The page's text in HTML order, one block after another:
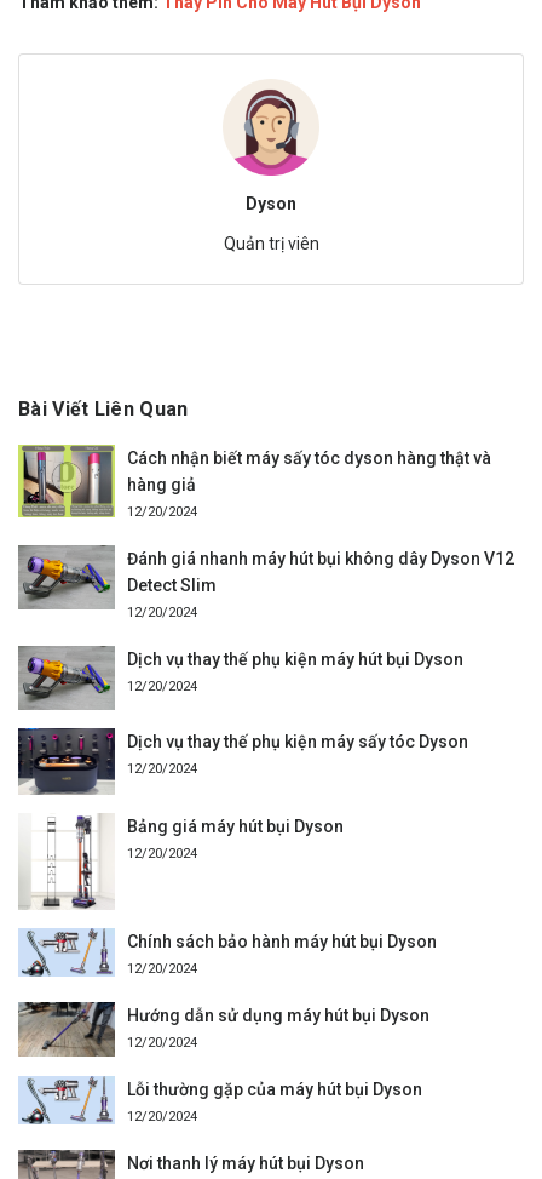
Dyson
Quản trị viên
Bài Viết Liên Quan
Cách nhận biết máy sấy tóc dyson hàng thật và
hàng giả
12/20/2024
Đánh giá nhanh máy hút bụi không dây Dyson V12
Detect Slim
12/20/2024
Dịch vụ thay thế phụ kiện máy hút bụi Dyson
12/20/2024
Dịch vụ thay thế phụ kiện máy sấy tóc Dyson
12/20/2024
Bảng giá máy hút bụi Dyson
12/20/2024
Chính sách bảo hành máy hút bụi Dyson
12/20/2024
Hướng dẫn sử dụng máy hút bụi Dyson
12/20/2024
Lỗi thường gặp của máy hút bụi Dyson
12/20/2024
Nơi thanh lý máy hút bụi Dyson